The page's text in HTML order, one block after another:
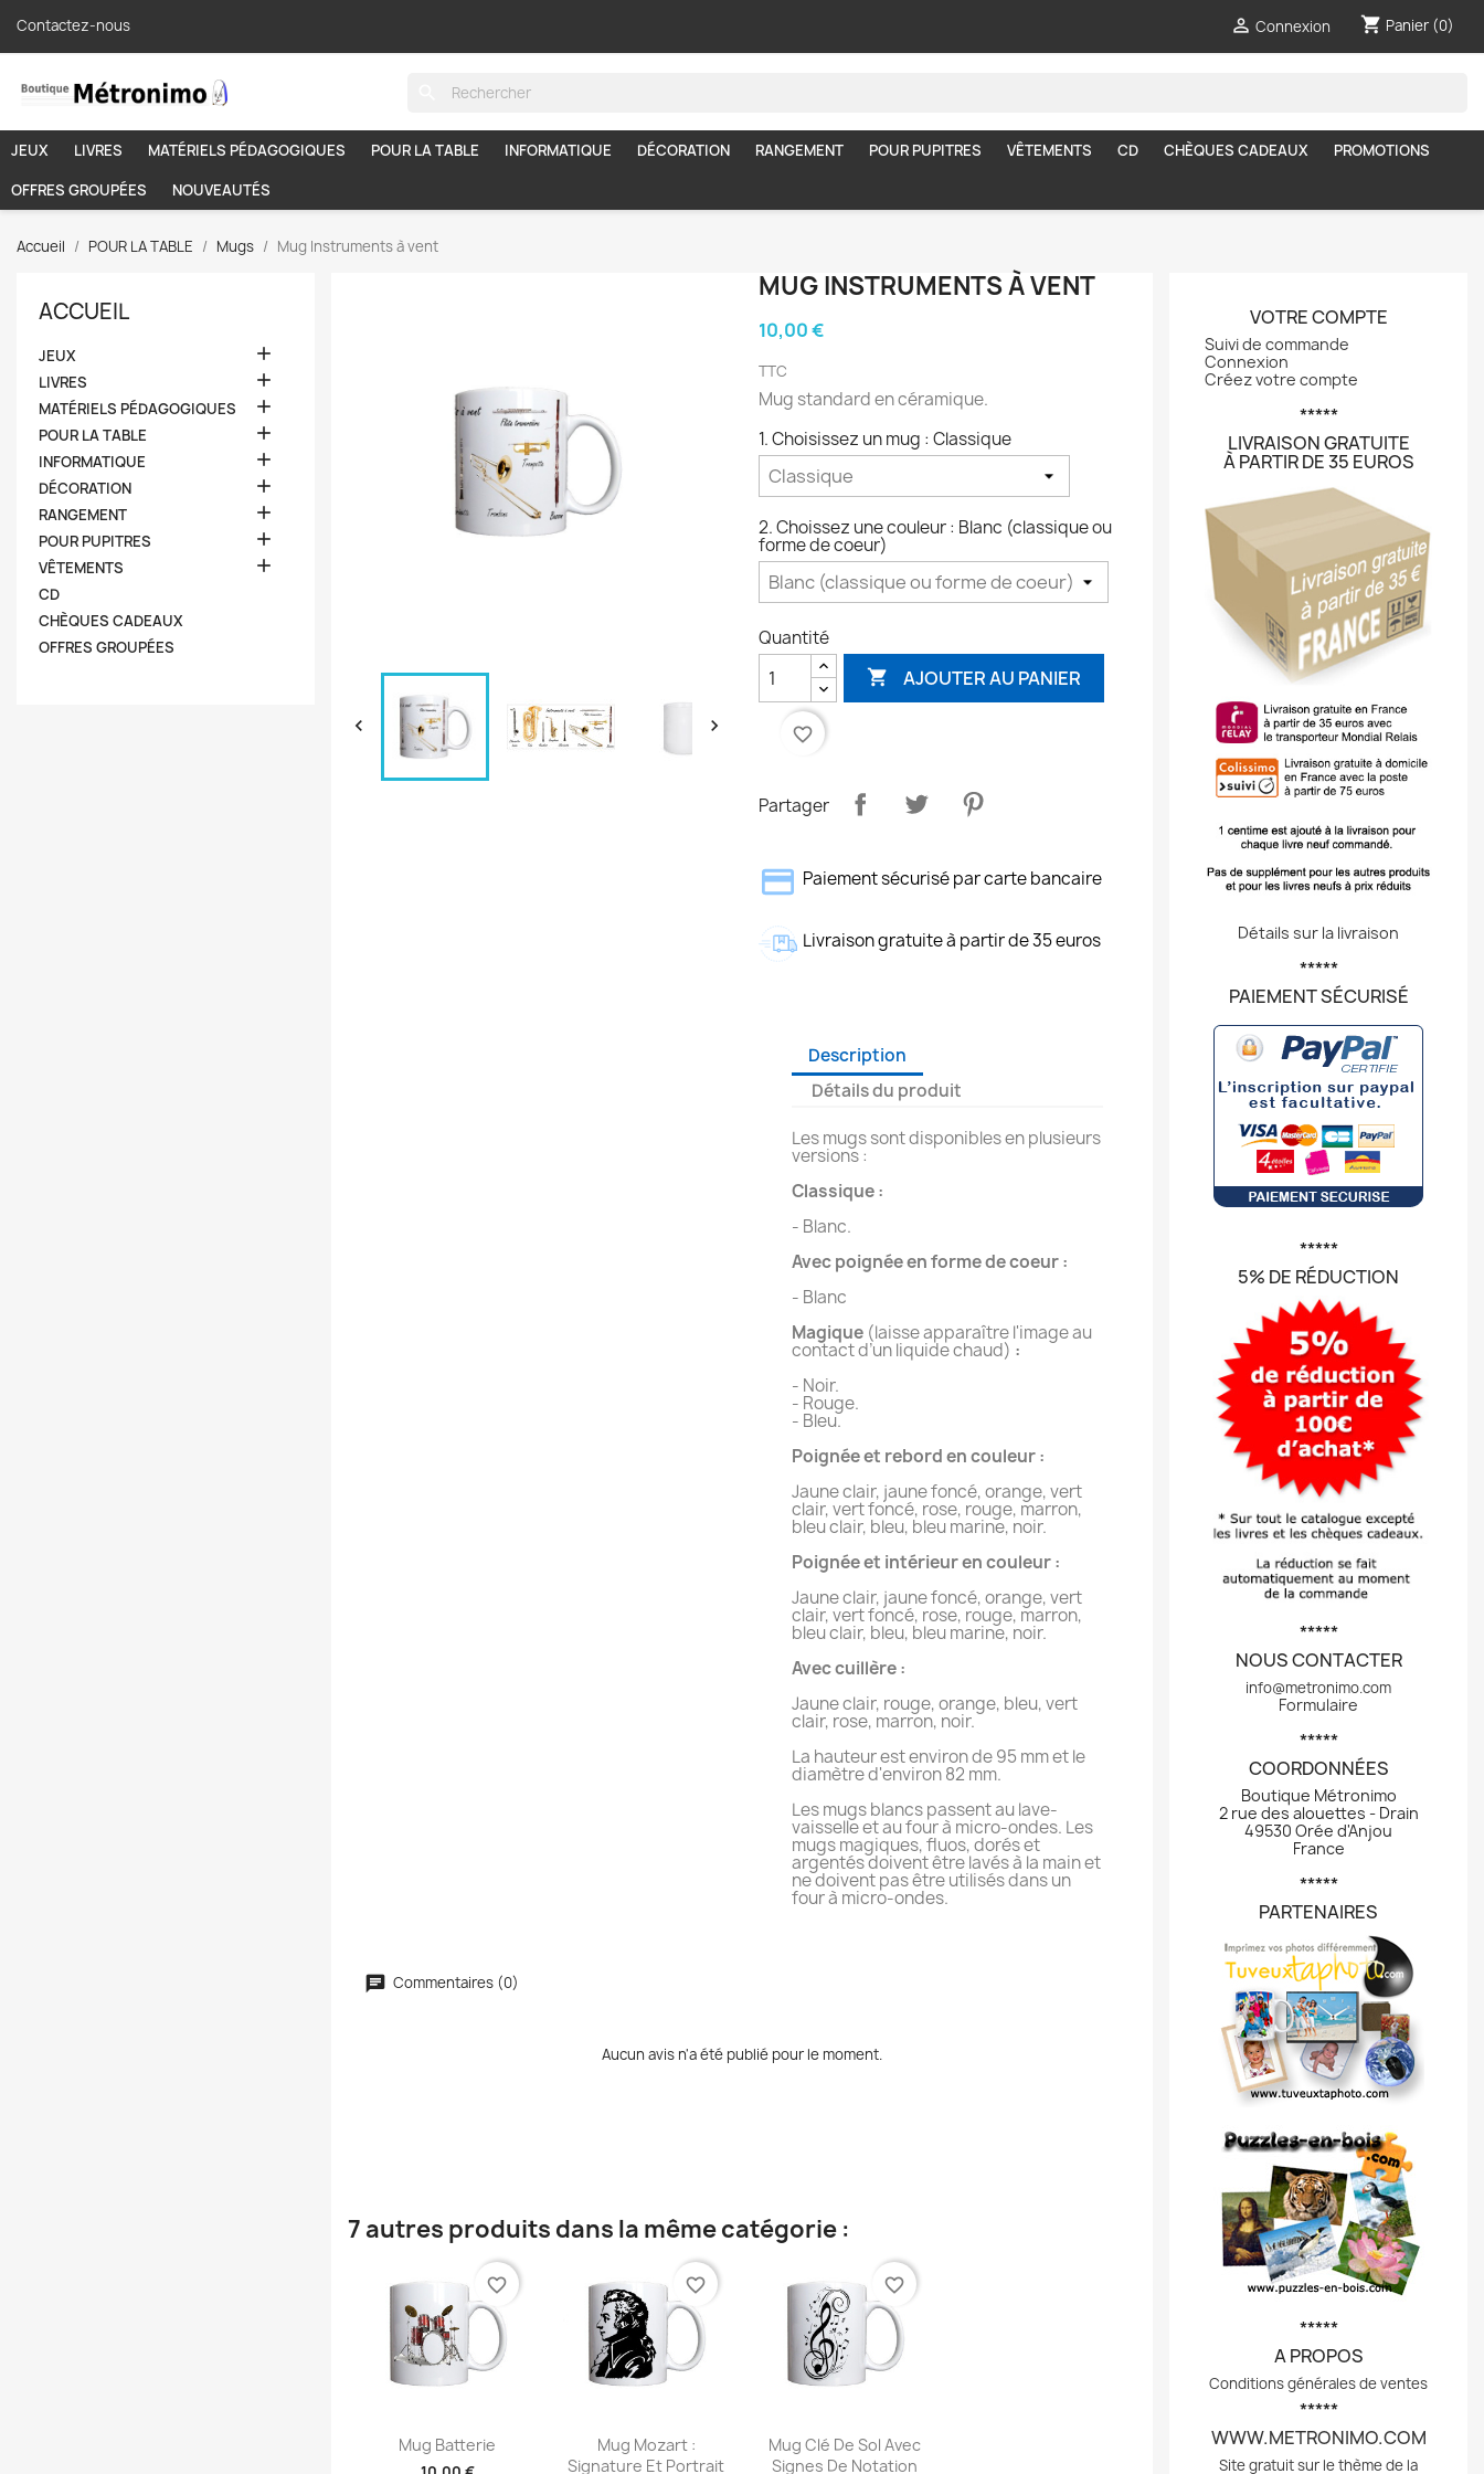
Contactez-nous  Connexion shopping_cart Panier (0)
JEUX LIVRES MATÉRIELS PÉDAGOGIQUES POUR LA TABLE INFORMATIQUE DÉCORATION RANGEMENT POUR PUPITRES VÊTEMENTS CD CHÈQUES CADEAUX
PROMOTIONS
OFFRES GROUPÉES
NOUVEAUTÉS
Accueil POUR LA TABLE Mugs Mug Instruments à vent
ACCUEIL
JEUX 
LIVRES 
MATÉRIELS PÉDAGOGIQUES 
POUR LA TABLE 
INFORMATIQUE 
DÉCORATION 
RANGEMENT 
POUR PUPITRES 
VÊTEMENTS 
CD
CHÈQUES CADEAUX
OFFRES GROUPÉES
 
MUG INSTRUMENTS À VENT
10,00 €
TTC
Mug standard en céramique.
1. Choisissez un mug : Classique
2. Choissez une couleur : Blanc (classique ou
forme de coeur)
Quantité
 AJOUTER AU PANIER
favorite_border
Partager
Paiement sécurisé par carte bancaire
Livraison gratuite à partir de 35 euros
Description
Détails du produit
Les mugs sont disponibles en plusieurs
versions :
Classique :
- Blanc.
Avec poignée en forme de coeur :
- Blanc
Magique (laisse apparaître l'image au
contact d’un liquide chaud) :
- Noir.
- Rouge.
- Bleu.
Poignée et rebord en couleur :
Jaune clair, jaune foncé, orange, vert
clair, vert foncé, rose, rouge, marron,
bleu clair, bleu, bleu marine, noir.
Poignée et intérieur en couleur :
Jaune clair, jaune foncé, orange, vert
clair, vert foncé, rose, rouge, marron,
bleu clair, bleu, bleu marine, noir.
Avec cuillère :
Jaune clair, rouge, orange, bleu, vert
clair, rose, marron, noir.
La hauteur est environ de 95 mm et le
diamètre d'environ 82 mm.
Les mugs blancs passent au lave-
vaisselle et au four à micro-ondes. Les
mugs magiques, fluos, dorés et
argentés doivent être lavés à la main et
ne doivent pas être utilisés dans un
four à micro-ondes.
Commentaires (0)
Aucun avis n'a été publié pour le moment.
7 autres produits dans la même catégorie :
Aperçu rapide
Mug Batterie
favorite_border
Aperçu rapide
Mug Mozart :
Signature Et Portrait
favorite_border
Aperçu rapide
Mug Clé De Sol Avec
Signes De Notation
favorite_border
VOTRE COMPTE
Suivi de commande
Connexion
Créez votre compte
*****
LIVRAISON GRATUITE
À PARTIR DE 35 EUROS
Détails sur la livraison
*****
PAIEMENT SÉCURISÉ
*****
5% DE RÉDUCTION
*****
NOUS CONTACTER
info@metronimo.com
Formulaire
*****
COORDONNÉES
Boutique Métronimo
2 rue des alouettes - Drain
49530 Orée d'Anjou
France
*****
PARTENAIRES
*****
A PROPOS
Conditions générales de ventes
*****
WWW.METRONIMO.COM
Site gratuit sur le thème de la